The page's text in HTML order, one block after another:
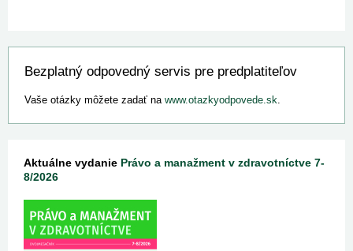
Bezplatný odpovedný servis pre predplatiteľov
Vaše otázky môžete zadať na www.otazkyodpovede.sk.
Aktuálne vydanie Právo a manažment v zdravotníctve 7-
8/2026